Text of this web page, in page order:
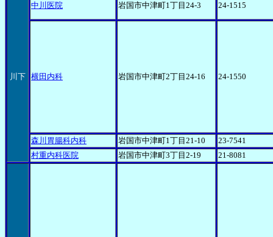
川下
中川医院 岩国市中津町1丁目24-3 24-1515
横田内科 岩国市中津町2丁目24-16 24-1550
森川胃腸科内科 岩国市中津町1丁目21-10
23-7541
村重内科医院
岩国市中津町3丁目2-19 21-8081